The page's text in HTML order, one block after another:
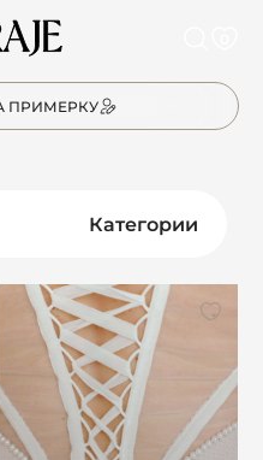
ПРИМЕРКУ
Категории